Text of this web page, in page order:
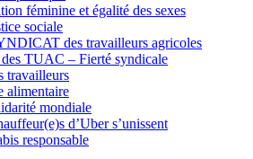
féminine et égalité des sexes
sociale
des travailleurs agricoles
TUAC – Fierté syndicale
travailleurs
alimentaire
mondiale
d’Uber s’unissent
responsable